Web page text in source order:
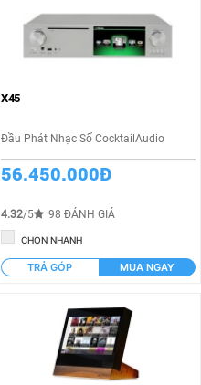
X45
Đầu Phát Nhạc Số CocktailAudio
56.450.000Đ
4.32/5 98 ĐÁNH GIÁ
CHỌN NHANH
TRẢ GÓP MUA NGAY